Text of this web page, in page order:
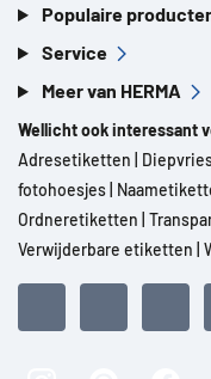
Populaire
Service
Meer van HERMA
Wellicht ook interessant
Adresetiketten
fotohoesjes
Ordneretiketten
Verwijderbare etiketten